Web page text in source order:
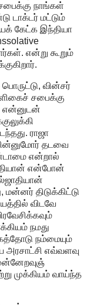
நாங்கள்
டாக்டர் மட்டும்
கேட்க இந்தியா
என்று கூறும்
வின்சர்
சபைக்கு
என்னுடன்
ராஜா
பின்னுமோர் தடவை
என்றால்
என்போன்
மன்னர் திடுக்கிட்டு
விடவே
நமது
நம்மையும்
எவ்வளவு
முக்கியம் வாய்ந்த